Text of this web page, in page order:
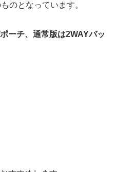
のとなっています。
ーチ、通常版は2WAYバッ